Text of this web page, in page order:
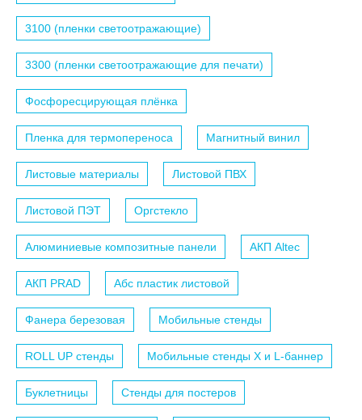
3100 (пленки светоотражающие)
3300 (пленки светоотражающие для печати)
Фосфоресцирующая плёнка
Пленка для термопереноса Магнитный винил
Листовые материалы Листовой ПВХ
Листовой ПЭТ Оргстекло
Алюминиевые композитные панели АКП Altec
АКП PRAD Абс пластик листовой
Фанера березовая Мобильные стенды
ROLL UP стенды Мобильные стенды X и L-баннер
Буклетницы Стенды для постеров